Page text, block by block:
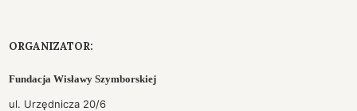
ORGANIZATOR:
Fundacja Wisławy Szymborskiej
ul. Urzędnicza 20/6